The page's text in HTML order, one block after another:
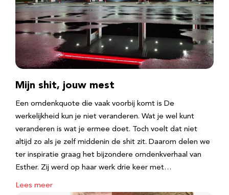
Mijn shit, jouw mest
Een omdenkquote die vaak voorbij komt is De
werkelijkheid kun je niet veranderen. Wat je wel kunt
veranderen is wat je ermee doet. Toch voelt dat niet
altijd zo als je zelf middenin de shit zit. Daarom delen we
ter inspiratie graag het bijzondere omdenkverhaal van
Esther. Zij werd op haar werk drie keer met…
Lees meer